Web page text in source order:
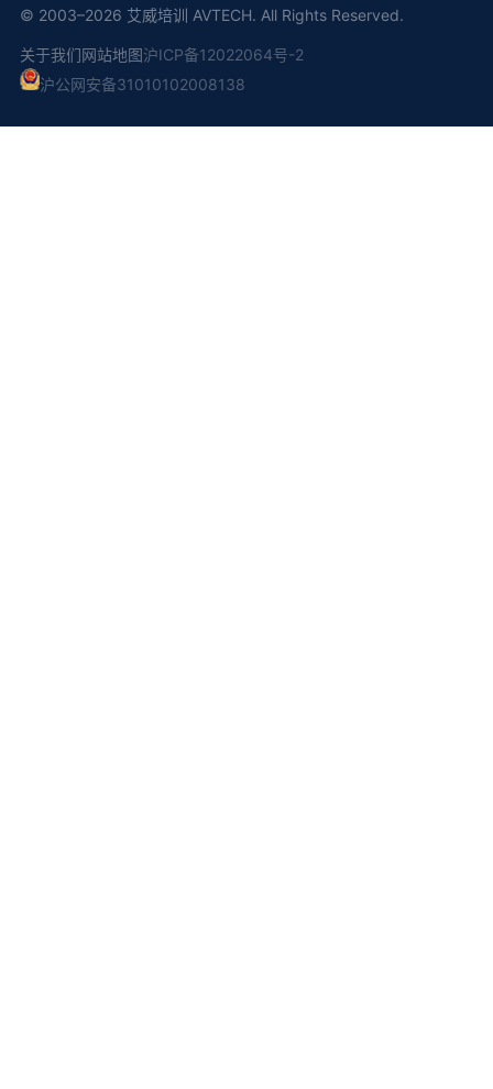
© 2003–2026 艾威培训 AVTECH. All Rights Reserved.
关于我们网站地图沪ICP备12022064号-2
沪公网安备31010102008138